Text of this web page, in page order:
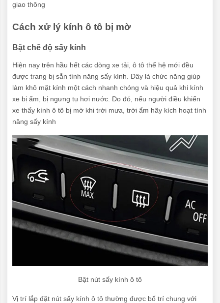
giao thông
Cách xử lý kính ô tô bị mờ
Bật chế độ sấy kính
Hiện nay trên hầu hết các dòng xe tải, ô tô thế hệ mới đều
được trang bị sẵn tính năng sấy kính. Đây là chức năng giúp
làm khô mặt kính một cách nhanh chóng và hiệu quả khi kính
xe bị ẩm, bị ngưng tụ hơi nước. Do đó, nếu người điều khiển
xe thấy kính ô tô bị mờ khi trời mưa, trời ẩm hãy kích hoạt tính
năng sấy kính
Bật nút sấy kính ô tô
Vị trí lắp đặt nút sấy kính ô tô thường được bố trí chung với